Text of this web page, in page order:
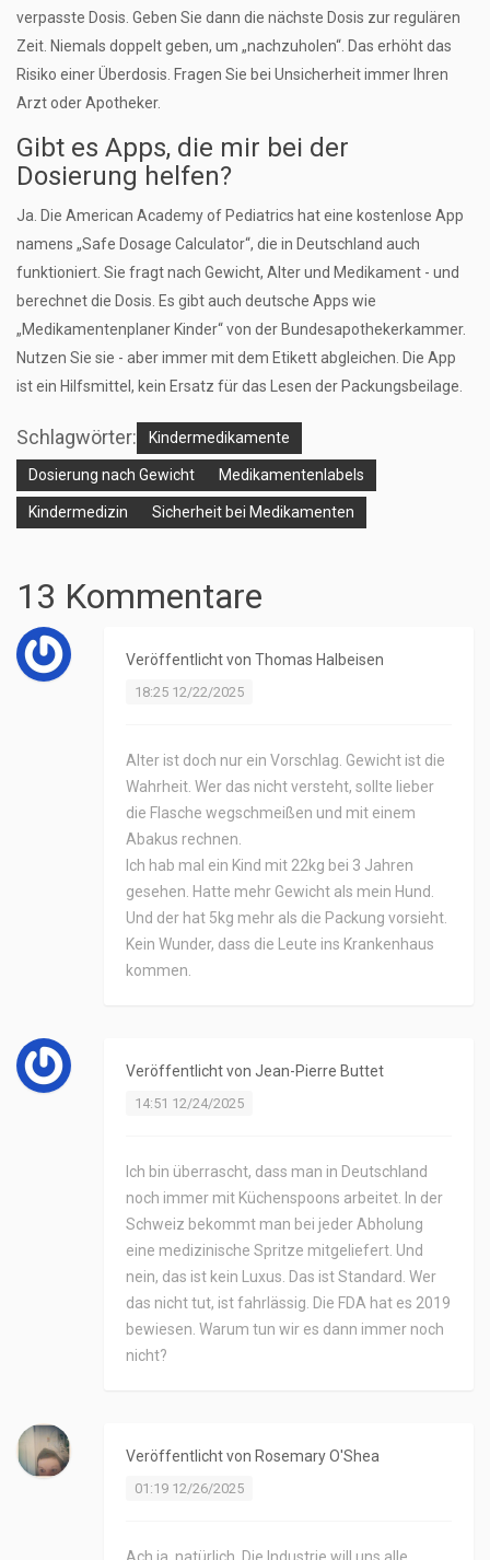
verpasste Dosis. Geben Sie dann die nächste Dosis zur regulären
Zeit. Niemals doppelt geben, um „nachzuholen“. Das erhöht das
Risiko einer Überdosis. Fragen Sie bei Unsicherheit immer Ihren
Arzt oder Apotheker.
Gibt es Apps, die mir bei der
Dosierung helfen?
Ja. Die American Academy of Pediatrics hat eine kostenlose App
namens „Safe Dosage Calculator“, die in Deutschland auch
funktioniert. Sie fragt nach Gewicht, Alter und Medikament - und
berechnet die Dosis. Es gibt auch deutsche Apps wie
„Medikamentenplaner Kinder“ von der Bundesapothekerkammer.
Nutzen Sie sie - aber immer mit dem Etikett abgleichen. Die App
ist ein Hilfsmittel, kein Ersatz für das Lesen der Packungsbeilage.
Schlagwörter: Kindermedikamente
Dosierung nach Gewicht Medikamentenlabels
Kindermedizin Sicherheit bei Medikamenten
13 Kommentare
Veröffentlicht von Thomas Halbeisen
18:25 12/22/2025
Alter ist doch nur ein Vorschlag. Gewicht ist die
Wahrheit. Wer das nicht versteht, sollte lieber
die Flasche wegschmeißen und mit einem
Abakus rechnen.
Ich hab mal ein Kind mit 22kg bei 3 Jahren
gesehen. Hatte mehr Gewicht als mein Hund.
Und der hat 5kg mehr als die Packung vorsieht.
Kein Wunder, dass die Leute ins Krankenhaus
kommen.
Veröffentlicht von Jean-Pierre Buttet
14:51 12/24/2025
Ich bin überrascht, dass man in Deutschland
noch immer mit Küchenspoons arbeitet. In der
Schweiz bekommt man bei jeder Abholung
eine medizinische Spritze mitgeliefert. Und
nein, das ist kein Luxus. Das ist Standard. Wer
das nicht tut, ist fahrlässig. Die FDA hat es 2019
bewiesen. Warum tun wir es dann immer noch
nicht?
Veröffentlicht von Rosemary O'Shea
01:19 12/26/2025